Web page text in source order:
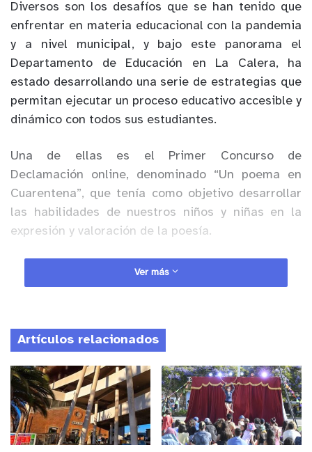
Diversos son los desafíos que se han tenido que
enfrentar en materia educacional con la pandemia
y a nivel municipal, y bajo este panorama el
Departamento de Educación en La Calera, ha
estado desarrollando una serie de estrategias que
permitan ejecutar un proceso educativo accesible y
dinámico con todos sus estudiantes.
Una de ellas es el Primer Concurso de
Declamación online, denominado “Un poema en
Cuarentena”, que tenía como objetivo desarrollar
las habilidades de nuestros niños y niñas en la
expresión y valoración de la poesía.
Anuncio Patrocinado
La alcaldesa Trinidad Rojo quien sostuvo una
lugar en el concurso, destacó la entusiasta
participación de los estudiantes
contenta con los resultados que tuvo este
certamen, en cada video pudimos apreciar todo su
talento y entusiasmo. En este complejo período
que vivimos con la pandemia, es importante
realizar iniciativas como éstas, en las que
Ver más
Artículos relacionados